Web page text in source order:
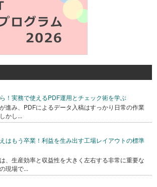
！実務で使えるPDF運用とチェック術を学ぶ
進み、PDFによるデータ入稿はすっかり日常の作業
かし...
はもう卒業！利益を生み出す工場レイアウトの標準
、生産効率と収益性を大きく左右する非常に重要な
現場で...